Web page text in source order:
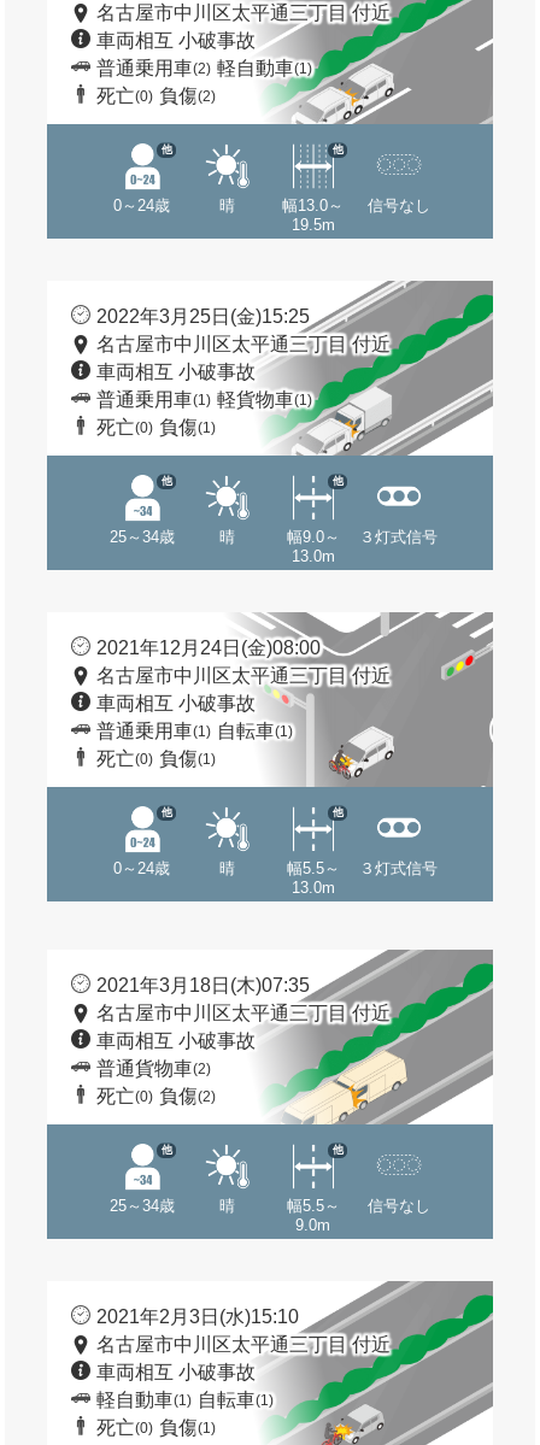
名古屋市中川区太平通三丁目 付近
車両相互 小破事故
普通乗用車(2) 軽自動車(1)
死亡(0) 負傷(2)
0～24歳
他
晴
幅13.0～
19.5m
他
信号なし
2022年3月25日(金)15:25
名古屋市中川区太平通三丁目 付近
車両相互 小破事故
普通乗用車(1) 軽貨物車(1)
死亡(0) 負傷(1)
25～34歳
他
晴
幅9.0～
13.0m
他
３灯式信号
2021年12月24日(金)08:00
名古屋市中川区太平通三丁目 付近
車両相互 小破事故
普通乗用車(1) 自転車(1)
死亡(0) 負傷(1)
0～24歳
他
晴
幅5.5～
13.0m
他
３灯式信号
2021年3月18日(木)07:35
名古屋市中川区太平通三丁目 付近
車両相互 小破事故
普通貨物車(2)
死亡(0) 負傷(2)
25～34歳
他
晴
幅5.5～
9.0m
他
信号なし
2021年2月3日(水)15:10
名古屋市中川区太平通三丁目 付近
車両相互 小破事故
軽自動車(1) 自転車(1)
死亡(0) 負傷(1)